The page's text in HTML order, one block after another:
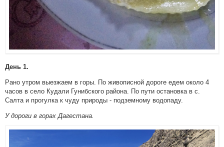
День 1.
Рано утром выезжаем в горы. По живописной дороге едем около 4
часов в село Кудали Гунибского района. По пути остановка в с.
Салта и прогулка к чуду природы - подземному водопаду.
У дороги в горах Дагестана.